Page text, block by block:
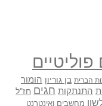
הברית בן גוריון הומור
התנתקות חגים חז"ל
מחשבים ואינטרנט